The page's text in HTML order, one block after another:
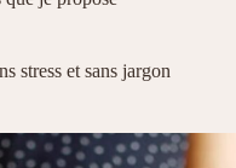
stress et sans jargon